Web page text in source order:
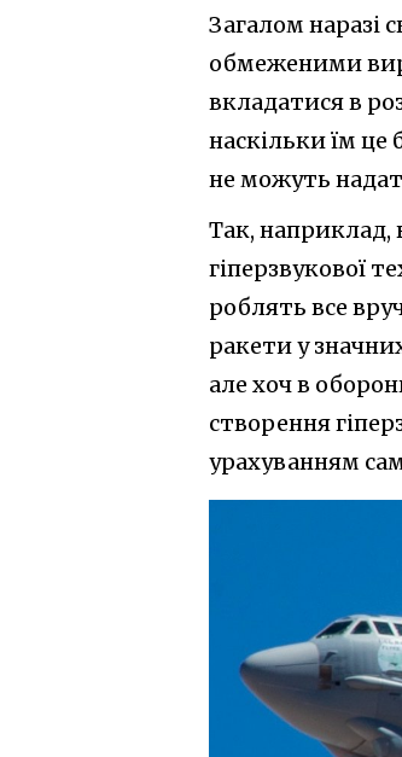
Загалом наразі
обмеженими
вкладатися в
наскільки їм це
не можуть
Так, наприклад,
гіперзвукової
роблять все
ракети у
але хоч в
створення
урахуванням